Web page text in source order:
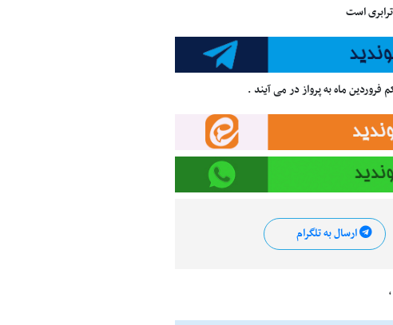
است
ارسال به تلگرام
،